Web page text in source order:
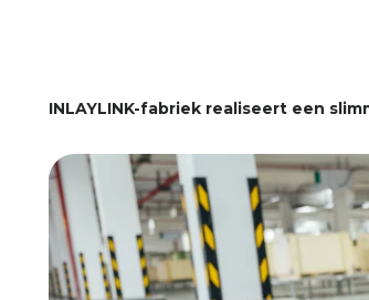
INLAYLINK-fabriek realiseert een